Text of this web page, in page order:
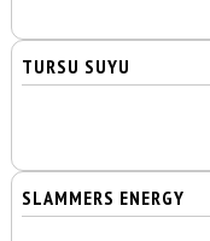
TURSU SUYU
SLAMMERS ENERGY